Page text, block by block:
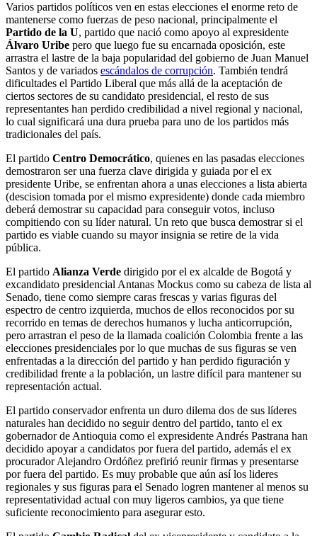
Varios partidos políticos ven en estas elecciones el enorme reto de
mantenerse como fuerzas de peso nacional, principalmente el
Partido de la U, partido que nació como apoyo al expresidente
Álvaro Uribe pero que luego fue su encarnada oposición, este
arrastra el lastre de la baja popularidad del gobierno de Juan Manuel
Santos y de variados escándalos de corrupción. También tendrá
dificultades el Partido Liberal que más allá de la aceptación de
ciertos sectores de su candidato presidencial, el resto de sus
representantes han perdido credibilidad a nivel regional y nacional,
lo cual significará una dura prueba para uno de los partidos más
tradicionales del país.
El partido Centro Democrático, quienes en las pasadas elecciones
demostraron ser una fuerza clave dirigida y guiada por el ex
presidente Uribe, se enfrentan ahora a unas elecciones a lista abierta
(descision tomada por el mismo expresidente) donde cada miembro
deberá demostrar su capacidad para conseguir votos, incluso
compitiendo con su líder natural. Un reto que busca demostrar si el
partido es viable cuando su mayor insignia se retire de la vida
pública.
El partido Alianza Verde dirigido por el ex alcalde de Bogotá y
excandidato presidencial Antanas Mockus como su cabeza de lista al
Senado, tiene como siempre caras frescas y varias figuras del
espectro de centro izquierda, muchos de ellos reconocidos por su
recorrido en temas de derechos humanos y lucha anticorrupción,
pero arrastran el peso de la llamada coalición Colombia frente a las
elecciones presidenciales por lo que muchas de sus figuras se ven
enfrentadas a la dirección del partido y han perdido figuración y
credibilidad frente a la población, un lastre difícil para mantener su
representación actual.
El partido conservador enfrenta un duro dilema dos de sus líderes
naturales han decidido no seguir dentro del partido, tanto el ex
gobernador de Antioquia como el expresidente Andrés Pastrana han
decidido apoyar a candidatos por fuera del partido, además el ex
procurador Alejandro Ordóñez prefirió reunir firmas y presentarse
por fuera del partido. Es muy probable que aún así los lideres
regionales y sus figuras para el Senado logren mantener al menos su
representatividad actual con muy ligeros cambios, ya que tiene
suficiente reconocimiento para asegurar esto.